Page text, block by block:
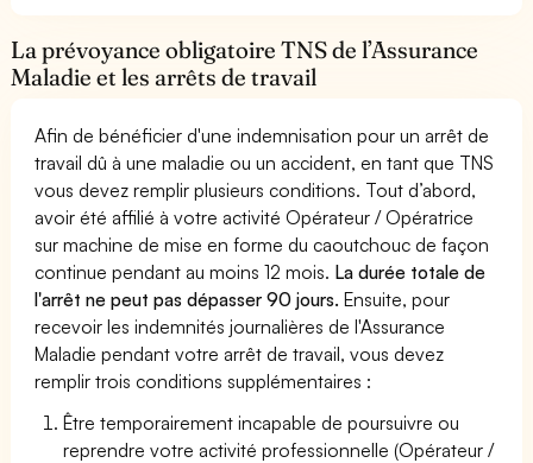
La prévoyance obligatoire TNS de l’Assurance
Maladie et les arrêts de travail
Afin de bénéficier d'une indemnisation pour un arrêt de
travail dû à une maladie ou un accident, en tant que TNS
vous devez remplir plusieurs conditions. Tout d’abord,
avoir été affilié à votre activité Opérateur / Opératrice
sur machine de mise en forme du caoutchouc de façon
continue pendant au moins 12 mois. La durée totale de
l'arrêt ne peut pas dépasser 90 jours. Ensuite, pour
recevoir les indemnités journalières de l'Assurance
Maladie pendant votre arrêt de travail, vous devez
remplir trois conditions supplémentaires :
Être temporairement incapable de poursuivre ou
reprendre votre activité professionnelle (Opérateur /